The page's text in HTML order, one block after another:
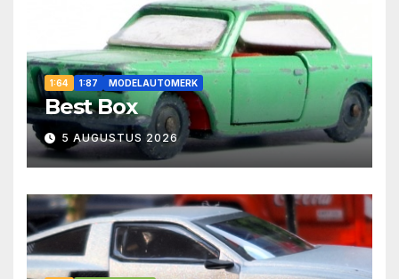
1:64 1:87 MODELAUTOMERK
Best Box
5 AUGUSTUS 2026